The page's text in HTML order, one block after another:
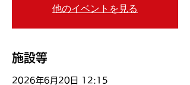
他のイベントを見る
施設等
2026年6月20日 12:15